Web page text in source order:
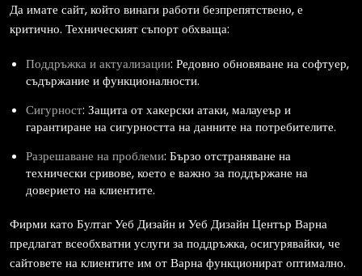
Да имате сайт, който винаги работи безпрепятствено, е
критично. Техническият съпорт обхваща:
Поддръжка и актуализации: Редовно обновяване на софтуер,
съдържание и функционалности.
Сигурност: Защита от хакерски атаки, малауеър и
гарантиране на сигурността на данните на потребителите.
Разрешаване на проблеми: Бързо отстраняване на
технически сривове, което е важно за поддържане на
доверието на клиентите.
Фирми като Бултаг Уеб Дизайн и Уеб Дизайн Център Варна
предлагат всеобхватни услуги за поддръжка, осигурявайки, че
сайтовете на клиентите им от Варна функционират оптимално.